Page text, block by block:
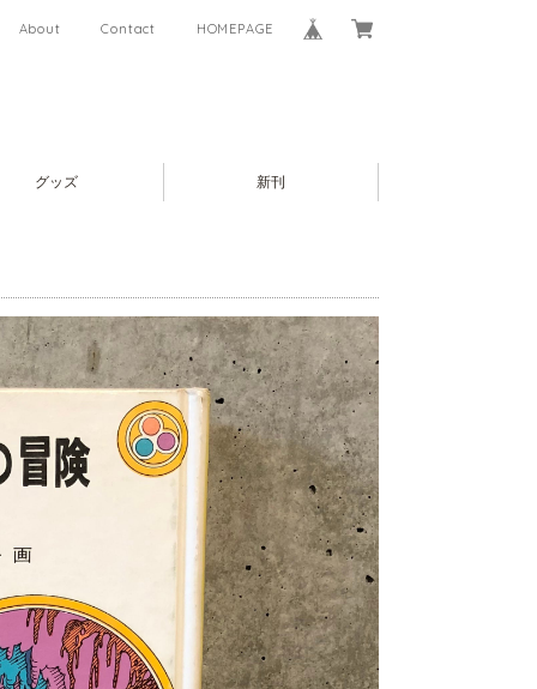
About Contact HOMEPAGE
グッズ 新刊